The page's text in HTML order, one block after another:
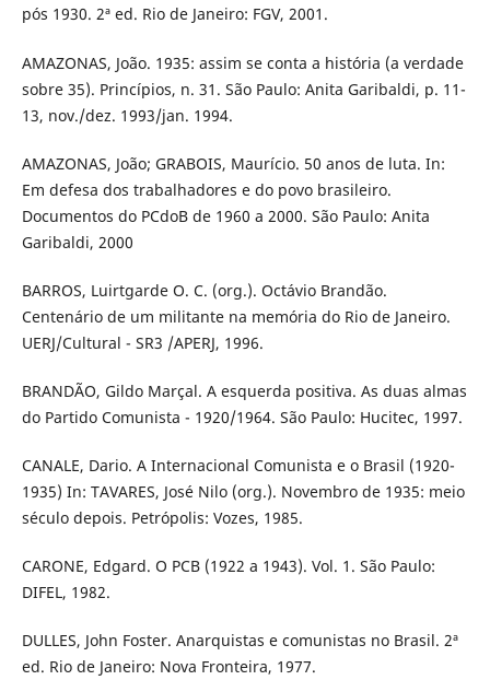
pós 1930. 2ª ed. Rio de Janeiro: FGV, 2001.
AMAZONAS, João. 1935: assim se conta a história (a verdade
sobre 35). Princípios, n. 31. São Paulo: Anita Garibaldi, p. 11-
13, nov./dez. 1993/jan. 1994.
AMAZONAS, João; GRABOIS, Maurício. 50 anos de luta. In:
Em defesa dos trabalhadores e do povo brasileiro.
Documentos do PCdoB de 1960 a 2000. São Paulo: Anita
Garibaldi, 2000
BARROS, Luirtgarde O. C. (org.). Octávio Brandão.
Centenário de um militante na memória do Rio de Janeiro.
UERJ/Cultural - SR3 /APERJ, 1996.
BRANDÃO, Gildo Marçal. A esquerda positiva. As duas almas
do Partido Comunista - 1920/1964. São Paulo: Hucitec, 1997.
CANALE, Dario. A Internacional Comunista e o Brasil (1920-
1935) In: TAVARES, José Nilo (org.). Novembro de 1935: meio
século depois. Petrópolis: Vozes, 1985.
CARONE, Edgard. O PCB (1922 a 1943). Vol. 1. São Paulo:
DIFEL, 1982.
DULLES, John Foster. Anarquistas e comunistas no Brasil. 2ª
ed. Rio de Janeiro: Nova Fronteira, 1977.